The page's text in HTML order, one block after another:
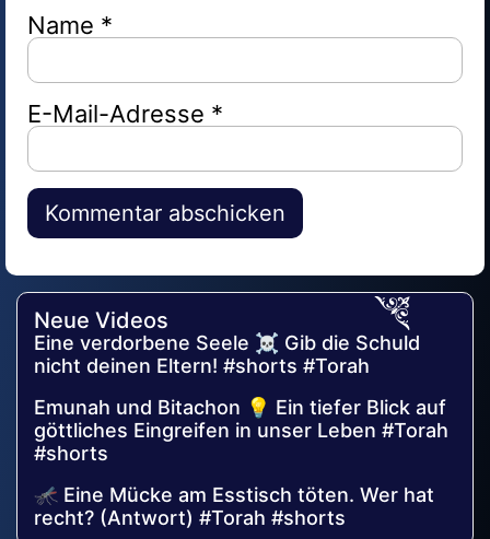
Name *
E-Mail-Adresse *
Alternative:
Neue Videos
Eine verdorbene Seele ☠️ Gib die Schuld
nicht deinen Eltern! #shorts #Torah
Emunah und Bitachon 💡 Ein tiefer Blick auf
göttliches Eingreifen in unser Leben #Torah
#shorts
🦟 Eine Mücke am Esstisch töten. Wer hat
recht? (Antwort) #Torah #shorts